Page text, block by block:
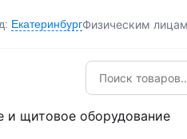
ЕкатеринбургФизическим лицам
и щитовое оборудование